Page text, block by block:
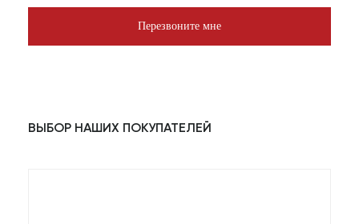
Перезвоните мне
ВЫБОР НАШИХ ПОКУПАТЕЛЕЙ